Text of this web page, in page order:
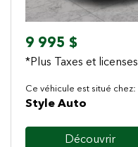
9 995 $
*Plus Taxes et licenses
Ce véhicule est situé chez:
Style Auto
Découvrir